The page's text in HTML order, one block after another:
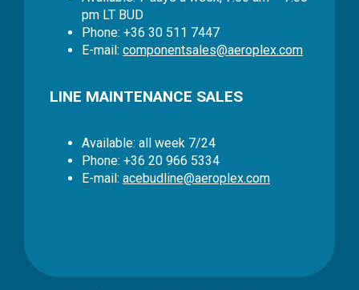
pm LT BUD
Phone: +36 30 511 7447
E-mail: componentsales@aeroplex.com
LINE MAINTENANCE SALES
Available: all week 7/24
Phone: +36 20 966 5334
E-mail: acebudline@aeroplex.com